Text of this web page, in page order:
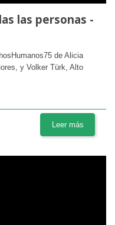
las personas -
de Alicia
y Volker Türk, Alto
Leer más